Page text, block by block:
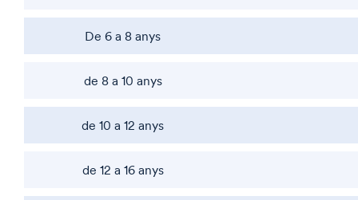
De 6 a 8 anys
de 8 a 10 anys
de 10 a 12 anys
de 12 a 16 anys